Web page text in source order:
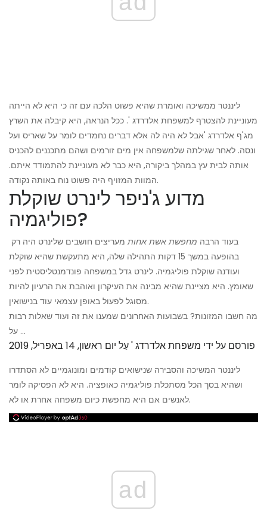
ליננטר ממשיכה ואומרת שהיא פשוט הלכה עם זה כי היא לא הייתה
מעוניינת להצטרף למשפחת אלדרדג '. ככל הנראה, היא קיבלה את השרץ
מג'ף אלדרדג 'אבל לא היה לה אלא דברים נחמדים לומר על שאריס ועל
ונסה. לאחר שגילתה שלמשפחה אין מים זורמים ושהם מתכננים להכניס
אותה לבית עץ במהלך ביקורה, היא כבר לא מעוניינת להתמודד איתם.
המוות המזויף היה פשוט נוח באותה נקודה.
מדוע ג'ניפר לינרט שוקלת
פוליגמיה?
בעוד הרבה מחפשת אשת אחותמעריצים חושבים שלינרט היה רק ​​
בהופעה במשך 15 דקות התהילה שלה, היא מתעקשת שהיא שוקלת
ועודנה שוקלת פוליגמיה. לינרט גדל במשפחה פונדמנטליסטית לפני
שאומץ. היא מציינת שהיא מבינה את העיקרון ואוהבת את הרעיון להיות
מסוגל לפעול באופן עצמאי עוד בנישואין.
מה חשבו המזונות? בשבועות האחרונים שמענו את זה ועוד שאלות רבות
על ...
פורסם על ידי משפחת אלדרדג 'עַל יום ראשון, 14 באפריל, 2019
ליננטר המשיכה והסבירה שנישואים קודמים ומונוגמיים לא הסתדרו
ושהיא בסך הכל מסתכלת פוליגמיה כאופציה. היא לא הפסיקה לומר
לאנשים אם היא מחפשת כיום משפחה אחרת או לא.
ad